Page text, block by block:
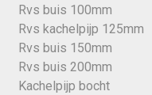
Rvs buis 100mm
Rvs kachelpijp 125mm
Rvs buis 150mm
Rvs buis 200mm
Kachelpijp bocht